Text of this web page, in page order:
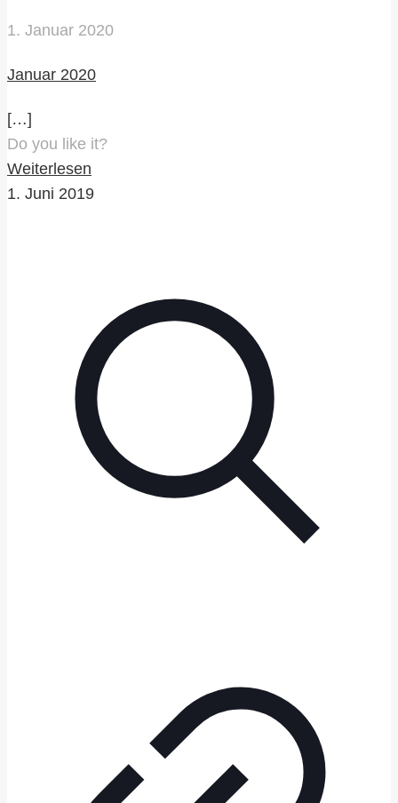
1. Januar 2020
Januar 2020
[…]
Do you like it?
Weiterlesen
1. Juni 2019